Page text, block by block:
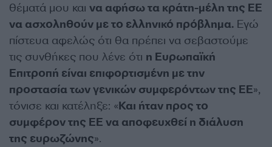
θέματά μου και να αφήσω τα κράτη-μέλη της ΕΕ
να ασχοληθούν με το ελληνικό πρόβλημα. Εγώ
πίστευα αφελώς ότι θα πρέπει να σεβαστούμε
τις συνθήκες που λένε ότι η Ευρωπαϊκή
Επιτροπή είναι επιφορτισμένη με την
προστασία των γενικών συμφερόντων της ΕΕ»,
τόνισε και κατέληξε: «Και ήταν προς το
συμφέρον της ΕΕ να αποφευχθεί η διάλυση
της ευρωζώνης».